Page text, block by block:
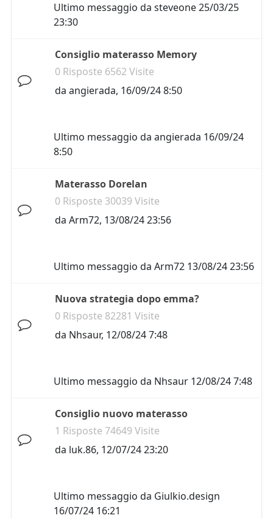
Ultimo messaggio da steveone25/03/25
23:30
Consiglio materasso Memory
0 Risposte 6562 Visite
da angierada, 16/09/24 8:50
Ultimo messaggio da angierada 16/09/24
8:50
Materasso Dorelan
0 Risposte 30039 Visite
da Arm72, 13/08/24 23:56
Ultimo messaggio da Arm72 13/08/24 23:56
Nuova strategia dopo emma?
0 Risposte 82281 Visite
da Nhsaur, 12/08/24 7:48
Ultimo messaggio da Nhsaur 12/08/24 7:48
Consiglio nuovo materasso
1 Risposte 74649 Visite
da luk.86, 12/07/24 23:20
Ultimo messaggio da Giulkio.design
16/07/24 16:21